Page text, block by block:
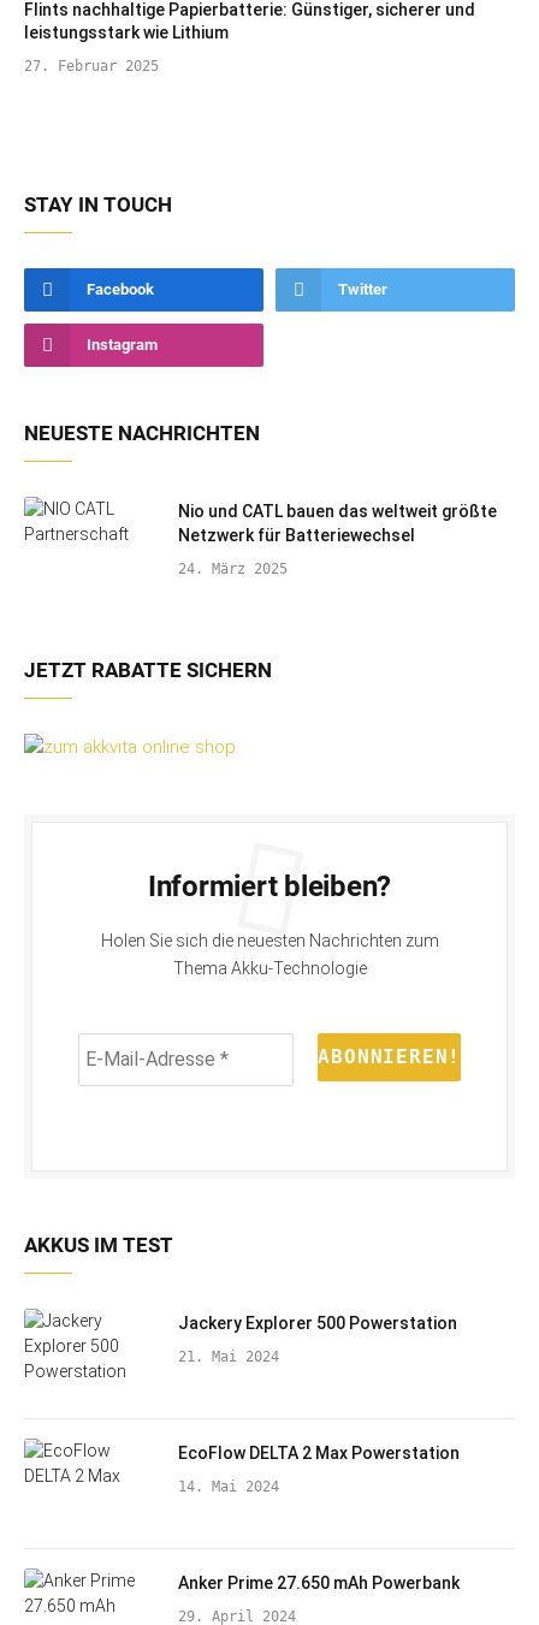
Flints nachhaltige Papierbatterie: Günstiger, sicherer und
leistungsstark wie Lithium
27. Februar 2025
STAY IN TOUCH
Facebook Twitter
Instagram
NEUESTE NACHRICHTEN
Nio und CATL bauen das weltweit größte
Netzwerk für Batteriewechsel
24. März 2025
JETZT RABATTE SICHERN
Informiert bleiben?
Holen Sie sich die neuesten Nachrichten zum
Thema Akku-Technologie
Mail-
AKKUS IM TEST
Jackery Explorer 500 Powerstation
21. Mai 2024
EcoFlow DELTA 2 Max Powerstation
14. Mai 2024
Anker Prime 27.650 mAh Powerbank
29. April 2024